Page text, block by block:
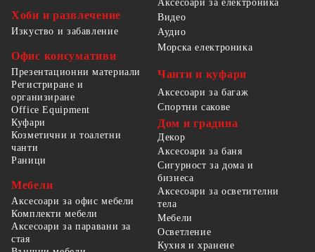
Хоби и развлечение
Изкуство и забавление
Офис консумативи
Презентационни материали
Регистриране и
организиране
Office Equipment
Аксесоари за електроника
Видео
Аудио
Морска електроника
Чанти и куфари
Аксесоари за багаж
Спортни сакове
Куфари
Козметични и тоалетни
чанти
Раници
Мебели
Аксесоари за офис мебели
Комплекти мебели
Аксесоари за паравани за
стая
Дом и градина
Декор
Аксесоари за баня
Сигурност за дома и
бизнеса
Аксесоари за осветителни
тела
Мебели
Осветление
Кухня и хранене